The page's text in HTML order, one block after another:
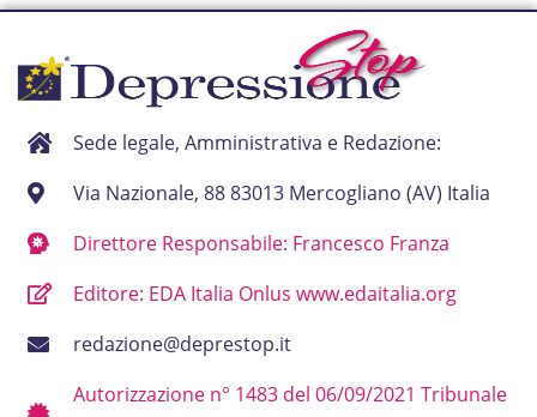
Sede legale, Amministrativa e Redazione:
Via Nazionale, 88 83013 Mercogliano (AV) Italia
Direttore Responsabile: Francesco Franza
Editore: EDA Italia Onlus www.edaitalia.org
redazione@deprestop.it
Autorizzazione n° 1483 del 06/09/2021 Tribunale